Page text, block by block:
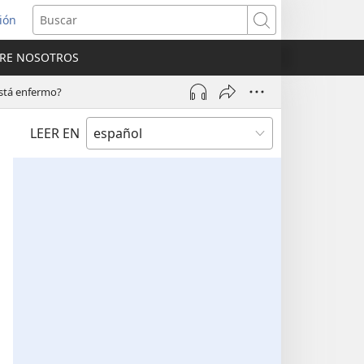
Buscar
NOSOTROS
enfermo?
LEER EN